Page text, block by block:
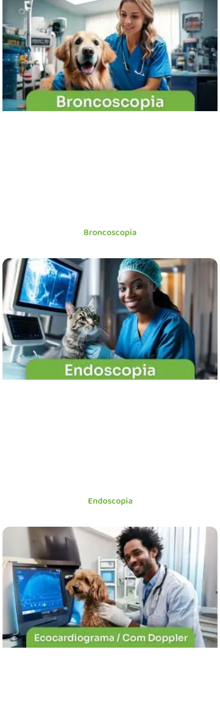
Broncoscopia
Endoscopia